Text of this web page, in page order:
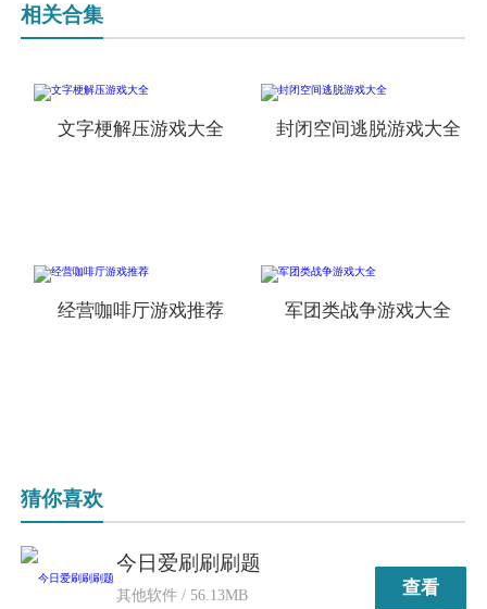
相关合集
文字梗解压游戏大全 封闭空间逃脱游戏大全
经营咖啡厅游戏推荐 军团类战争游戏大全
猜你喜欢
今日爱刷刷刷题
其他软件 / 56.13MB
查看